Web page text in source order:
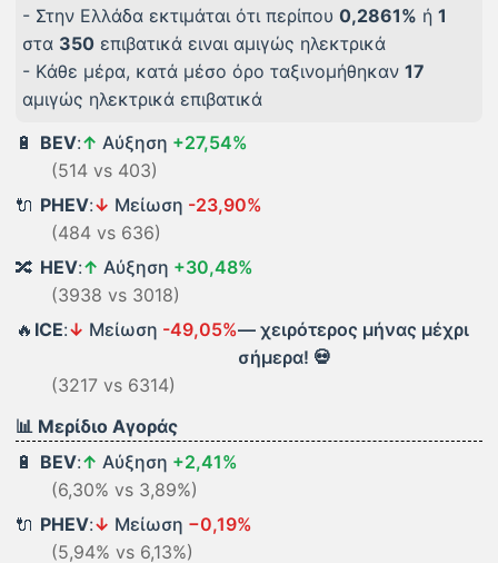
- Στην Ελλάδα εκτιμάται ότι περίπου 0,2861% ή 1
στα 350 επιβατικά ειναι αμιγώς ηλεκτρικά
- Kάθε μέρα, κατά μέσο όρο ταξινομήθηκαν 17
αμιγώς ηλεκτρικά επιβατικά
🔋 BEV:↑ Αύξηση +27,54%
(514 vs 403)
🔌 PHEV:↓ Μείωση -23,90%
(484 vs 636)
🔀 HEV:↑ Αύξηση +30,48%
(3938 vs 3018)
🔥 ICE:↓ Μείωση -49,05%— χειρότερος μήνας μέχρι
σήμερα! 💀
(3217 vs 6314)
📊 Μερίδιο Αγοράς
🔋 BEV:↑ Αύξηση +2,41%
(6,30% vs 3,89%)
🔌 PHEV:↓ Μείωση −0,19%
(5,94% vs 6,13%)